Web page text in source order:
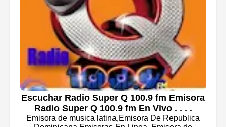
Escuchar Radio Super Q 100.9 fm Emisora
Radio Super Q 100.9 fm En Vivo . . . .
Emisora de musica latina,Emisora De Republica